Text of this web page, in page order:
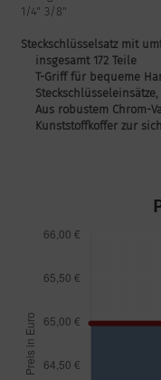
1/4" 3/8"
Steckschlüsselsatz mit
insgesamt 172 Teile
T-Griff für bequeme
Aus robustem Chrom-
Kunststoffkoffer zur